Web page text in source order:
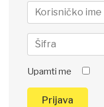
Upamti me
Prijava